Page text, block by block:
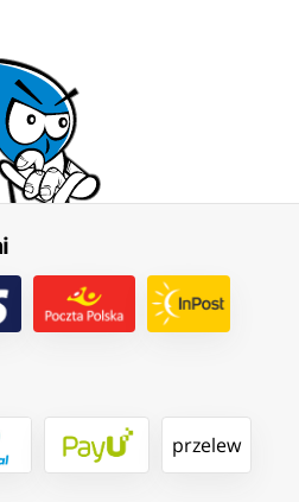
przelew